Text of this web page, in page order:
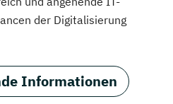
der Digitalisierung
Informationen